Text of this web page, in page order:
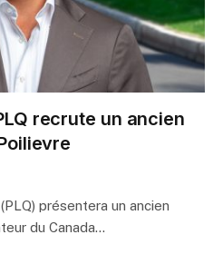
recrute un ancien
présentera un ancien
du Canada…